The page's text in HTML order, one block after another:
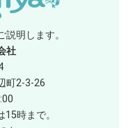
明します。
社
町2-3-26
時まで。